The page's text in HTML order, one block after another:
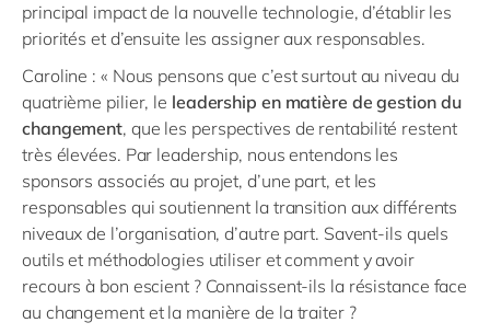
principal impact de la nouvelle technologie, d’établir les
priorités et d’ensuite les assigner aux responsables.
Caroline : « Nous pensons que c’est surtout au niveau du
quatrième pilier, le leadership en matière de gestion du
changement, que les perspectives de rentabilité restent
très élevées. Par leadership, nous entendons les
sponsors associés au projet, d’une part, et les
responsables qui soutiennent la transition aux différents
niveaux de l’organisation, d’autre part. Savent-ils quels
outils et méthodologies utiliser et comment y avoir
recours à bon escient ? Connaissent-ils la résistance face
au changement et la manière de la traiter ?